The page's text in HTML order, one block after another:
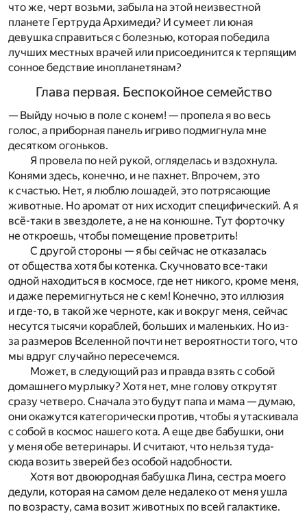
что же, черт возьми, забыла на этой неизвестной
планете Гертруда Архимеди? И сумеет ли юная
девушка справиться с болезнью, которая победила
лучших местных врачей или присоединится к терпящим
сонное бедствие инопланетянам?
Глава первая. Беспокойное семейство
— Выйду ночью в поле с конем! — пропела я во весь
голос, а приборная панель игриво подмигнула мне
десятком огоньков.
Я провела по ней рукой, огляделась и вздохнула.
Конями здесь, конечно, и не пахнет. Впрочем, это
к счастью. Нет, я люблю лошадей, это потрясающие
животные. Но аромат от них исходит специфический. А я
всё-таки в звездолете, а не на конюшне. Тут форточку
не откроешь, чтобы помещение проветрить!
С другой стороны — я бы сейчас не отказалась
от общества хотя бы котенка. Скучновато все-таки
одной находиться в космосе, где нет никого, кроме меня,
и даже перемигнуться не с кем! Конечно, это иллюзия
и где-то, в такой же черноте, как и вокруг меня, сейчас
несутся тысячи кораблей, больших и маленьких. Но из-
за размеров Вселенной почти нет вероятности того, что
мы вдруг случайно пересечемся.
Может, в следующий раз и правда взять с собой
домашнего мурлыку? Хотя нет, мне голову открутят
сразу четверо. Сначала это будут папа и мама — думаю,
они окажутся категорически против, чтобы я утаскивала
с собой в космос нашего кота. А еще две бабушки, они
у меня обе ветеринары. И считают, что нельзя туда-
сюда возить зверей без особой надобности.
Хотя вот двоюродная бабушка Лина, сестра моего
дедули, которая на самом деле недалеко от меня ушла
по возрасту, сама возит животных по всей галактике.